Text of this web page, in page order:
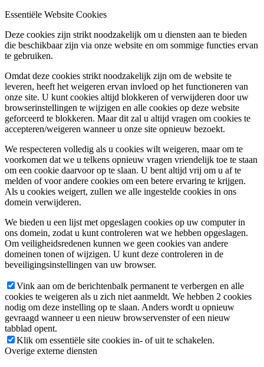
Essentiële Website Cookies
Deze cookies zijn strikt noodzakelijk om u diensten aan te bieden
die beschikbaar zijn via onze website en om sommige functies ervan
te gebruiken.
Omdat deze cookies strikt noodzakelijk zijn om de website te
leveren, heeft het weigeren ervan invloed op het functioneren van
onze site. U kunt cookies altijd blokkeren of verwijderen door uw
browserinstellingen te wijzigen en alle cookies op deze website
geforceerd te blokkeren. Maar dit zal u altijd vragen om cookies te
accepteren/weigeren wanneer u onze site opnieuw bezoekt.
We respecteren volledig als u cookies wilt weigeren, maar om te
voorkomen dat we u telkens opnieuw vragen vriendelijk toe te staan
om een cookie daarvoor op te slaan. U bent altijd vrij om u af te
melden of voor andere cookies om een betere ervaring te krijgen.
Als u cookies weigert, zullen we alle ingestelde cookies in ons
domein verwijderen.
We bieden u een lijst met opgeslagen cookies op uw computer in
ons domein, zodat u kunt controleren wat we hebben opgeslagen.
Om veiligheidsredenen kunnen we geen cookies van andere
domeinen tonen of wijzigen. U kunt deze controleren in de
beveiligingsinstellingen van uw browser.
Vink aan om de berichtenbalk permanent te verbergen en alle
cookies te weigeren als u zich niet aanmeldt. We hebben 2 cookies
nodig om deze instelling op te slaan. Anders wordt u opnieuw
gevraagd wanneer u een nieuw browservenster of een nieuw
tabblad opent.
Klik om essentiële site cookies in- of uit te schakelen.
Overige externe diensten